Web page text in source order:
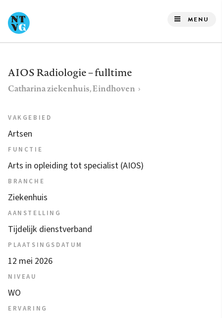
naar
de
gaan
MENU
AIOS Radiologie – fulltime
Catharina ziekenhuis, Eindhoven
VAKGEBIED
Artsen
FUNCTIE
Arts in opleiding tot specialist (AIOS)
BRANCHE
Ziekenhuis
AANSTELLING
Tijdelijk dienstverband
PLAATSINGSDATUM
12 mei 2026
NIVEAU
WO
ERVARING